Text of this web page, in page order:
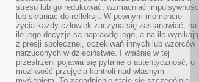
stresu lub go redukować, wzmacniać impulsywność
lub skłaniać do refleksji. W pewnym momencie
życia każdy człowiek zaczyna się zastanawiać, na
ile jego decyzje są naprawdę jego, a na ile wynikają
z presji społecznej, oczekiwań innych lub wzorców
narzuconych w dzieciństwie. I właśnie w tej
przestrzeni pojawia się pytanie o autentyczność, o
możliwość przejęcia kontroli nad własnym